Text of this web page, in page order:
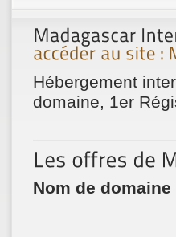
Hébergement
domaine, 1er
Nom de domaine